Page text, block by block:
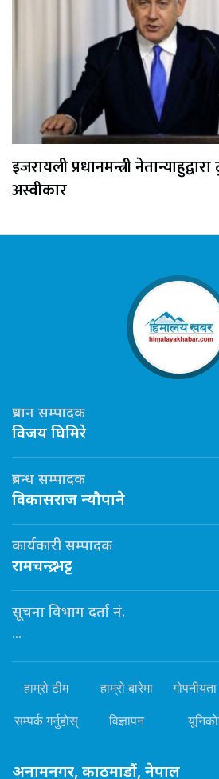
इजरायली प्रधानमन्त्री
अस्वीकार
प्रधान सम्पादक
विजय घिमिरे
प्रबन्ध सम्पादक
विकासराज न्यौपाने
कार्यकारी सम्पादक
रामचन्द्र भट्ट
सूचना विभाग दर्ता नं.
...
हाम्रो टीम हाम्रो बारेमा
सम्पर्क गर्नुहोस् विज्ञापन
अनामनगर, काठमाडौं, नेपाल